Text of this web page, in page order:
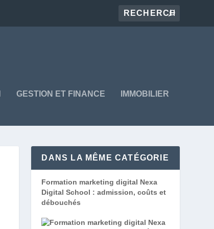
GESTION ET FINANCE IMMOBILIER
DANS LA MÊME CATÉGORIE
Formation marketing digital Nexa
Digital School : admission, coûts et
débouchés